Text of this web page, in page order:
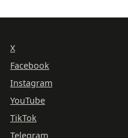
X
Facebook
Instagram
YouTube
TikTok
Telegram